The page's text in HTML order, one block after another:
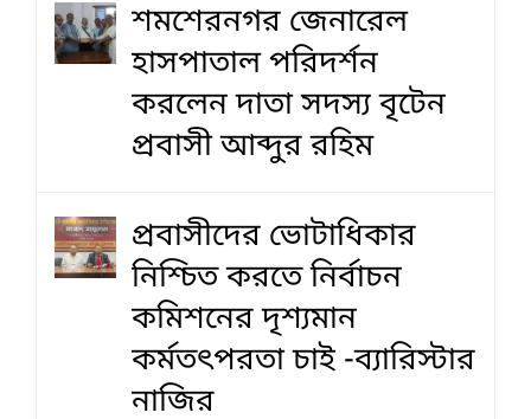
শমশেরনগর জেনারেল
হাসপাতাল পরিদর্শন
করলেন দাতা সদস্য বৃটেন
প্রবাসী আব্দুর রহিম
প্রবাসীদের ভোটাধিকার
নিশ্চিত করতে নির্বাচন
কমিশনের দৃশ‍্যমান
কর্মতৎপরতা চাই -ব্যারিস্টার
নাজির